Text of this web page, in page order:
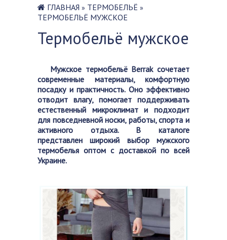
ГЛАВНАЯ » ТЕРМОБЕЛЬЁ »
ТЕРМОБЕЛЬЁ МУЖСКОЕ
Термобельё мужское
Мужское термобельё Berrak сочетает
современные материалы, комфортную
посадку и практичность. Оно эффективно
отводит влагу, помогает поддерживать
естественный микроклимат и подходит
для повседневной носки, работы, спорта и
активного отдыха. В каталоге
представлен широкий выбор мужского
термобелья оптом с доставкой по всей
Украине.